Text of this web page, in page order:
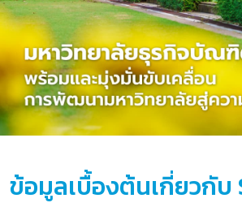
ข้อมูลเบื้องต้นเกี่ยวกับ